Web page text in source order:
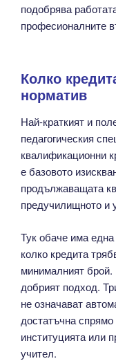
подобрява
професионалните
Колко
норматив
Най-краткият и
педагогическия
квалификационни
е базовото
продължаващата
предучилищното и
Тук обаче има
колко кредита
минималният брой.
добрият подход.
не означават
достатъчна
институцията или
учител.